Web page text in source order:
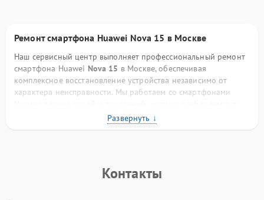
Ремонт смартфона Huawei Nova 15 в Москве
Наш сервисный центр выполняет профессиональный ремонт
смартфона Huawei Nova 15 в Москве, обеспечивая
комплексное восстановление устройства независимо от
характера неисправности. Мы работаем со смартфонами
конструктивных особенностях бренда, схемотехнике плат,
фирменных процессорах и программном обеспечении. Такой
Современные смартфоны Huawei представляют собой
Контакты